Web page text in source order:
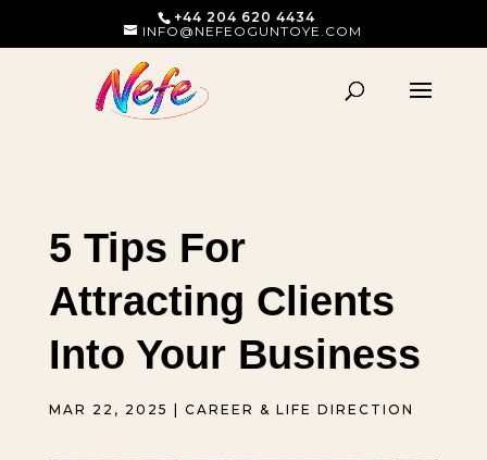
+44 204 620 4434
INFO@NEFEOGUNTOYE.COM
5 Tips For
Attracting Clients
Into Your Business
MAR 22, 2025 CAREER & LIFE DIRECTION